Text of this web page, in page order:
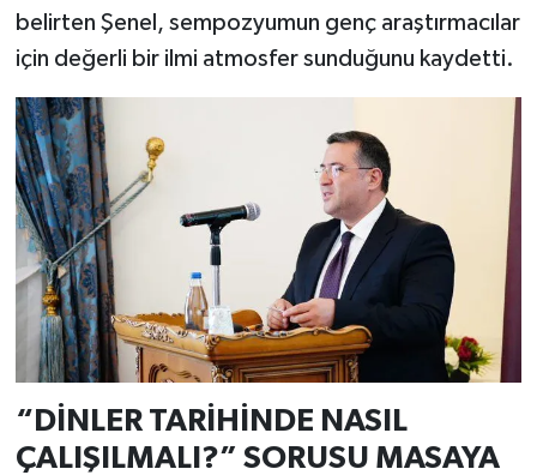
belirten Şenel, sempozyumun genç araştırmacılar
için değerli bir ilmi atmosfer sunduğunu kaydetti.
“DİNLER TARİHİNDE NASIL
ÇALIŞILMALI?” SORUSU MASAYA